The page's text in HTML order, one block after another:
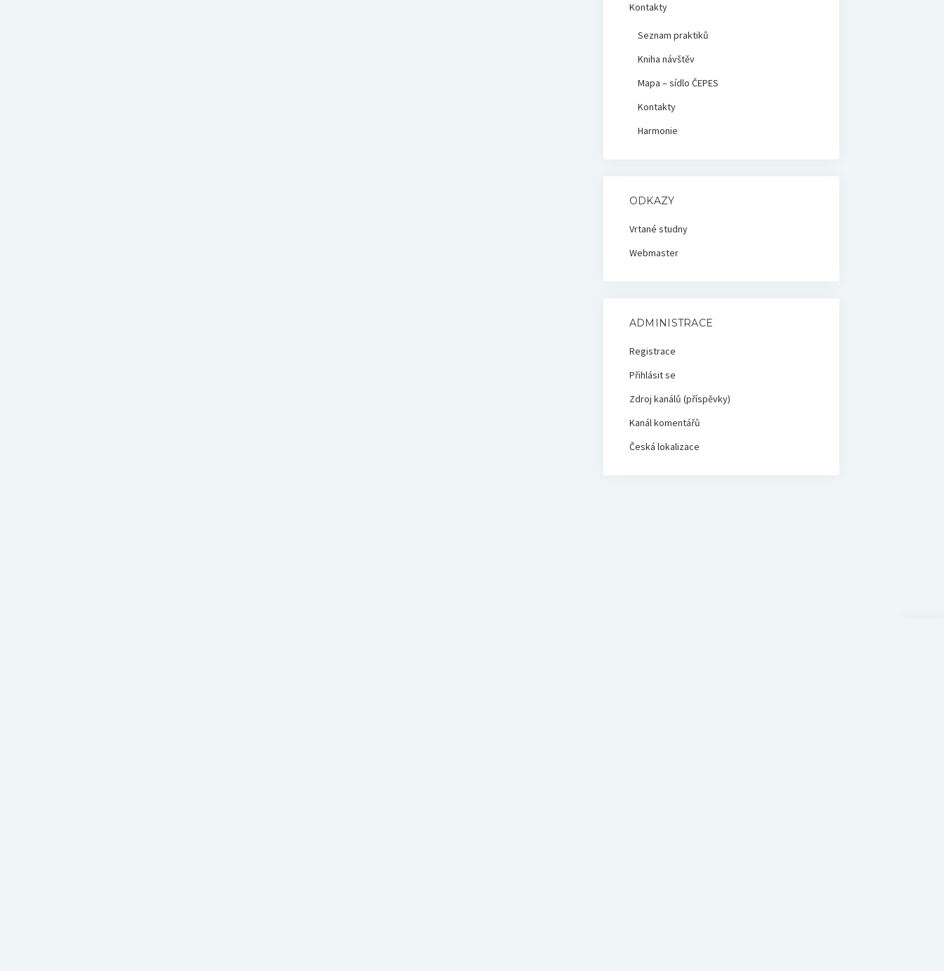
Kontakty
Seznam praktiků
Kniha návštěv
Mapa – sídlo ČEPES
Kontakty
Harmonie
ODKAZY
Vrtané studny
Webmaster
ADMINISTRACE
Registrace
Přihlásit se
Zdroj kanálů (příspěvky)
Kanál komentářů
Česká lokalizace